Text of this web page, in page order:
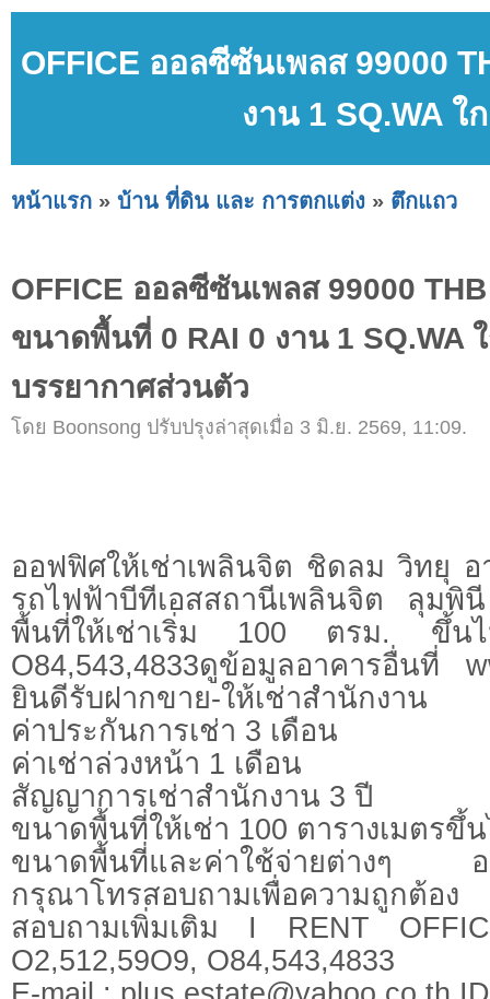
OFFICE ออลซีซันเพลส 99000
งาน 1 SQ.WA
หน้าแรก » บ้าน ที่ดิน และ การตกแต่ง » ตึกแถว
OFFICE ออลซีซันเพลส 99000
ขนาดพื้นที่ 0 RAI 0 งาน 1 SQ.WA
บรรยากาศส่วนตัว
โดย Boonsong ปรับปรุงล่าสุดเมื่อ 3 มิ.ย. 2569, 11:09.
ออฟฟิศให้เช่าเพลินจิต ชิดลม วิทยุ อ
รถไฟฟ้าบีทีเอสสถานีเพลินจิต ลุมพิ
พื้นที่ให้เช่าเริ่ม 100 ตรม. ขึ้นไ
O84,543,4833ดูข้อมูลอาคารอื่นที่
ยินดีรับฝากขาย-ให้เช่าสำนักงาน
ค่าประกันการเช่า 3 เดือน
ค่าเช่าล่วงหน้า 1 เดือน
สัญญาการเช่าสำนักงาน 3 ปี
ขนาดพื้นที่ให้เช่า 100 ตารางเมตรขึ้
ขนาดพื้นที่และค่าใช้จ่ายต่างๆ อา
กรุณาโทรสอบถามเพื่อความถูกต้อง
สอบถามเพิ่มเติม I RENT
O2,512,59O9, O84,543,4833